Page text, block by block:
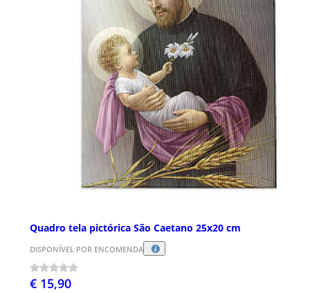
Quadro tela pictórica São Caetano 25x20 cm
DISPONÍVEL POR ENCOMENDA
€ 15,90